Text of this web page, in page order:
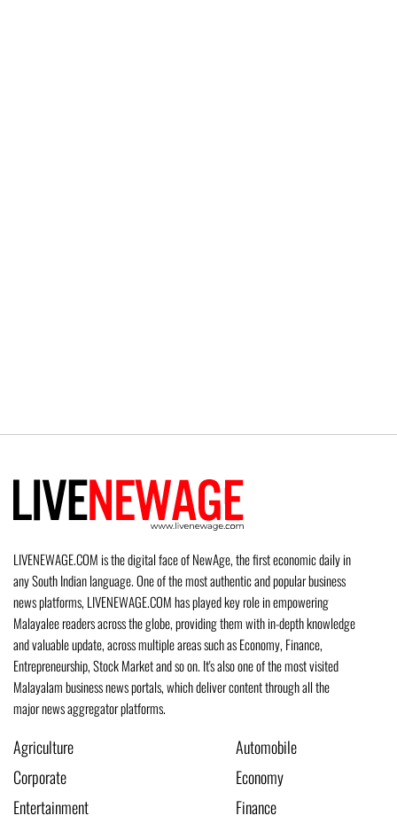
LIVENEWAGE.COM is the digital face of NewAge, the first economic daily in
any South Indian language. One of the most authentic and popular business
news platforms, LIVENEWAGE.COM has played key role in empowering
Malayalee readers across the globe, providing them with in-depth knowledge
and valuable update, across multiple areas such as Economy, Finance,
Entrepreneurship, Stock Market and so on. It's also one of the most visited
Malayalam business news portals, which deliver content through all the
major news aggregator platforms.
Agriculture
Automobile
Corporate
Economy
Entertainment
Finance